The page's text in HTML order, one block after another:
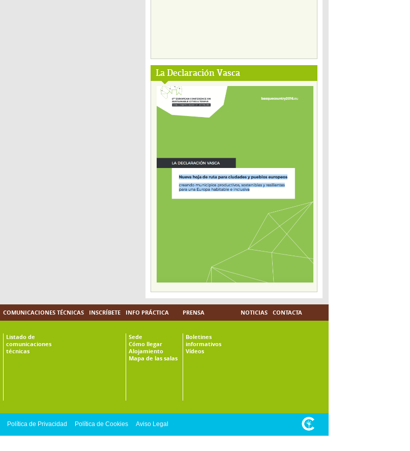
La Declaración Vasca
COMUNICACIONES TÉCNICAS
Listado de
comunicaciones
técnicas
INSCRÍBETE INFO PRÁCTICA
Sede
Cómo llegar
Alojamiento
Mapa de las salas
PRENSA
Boletines
informativos
Vídeos
NOTICIAS CONTACTA
Política de Privacidad Política de Cookies Aviso Legal